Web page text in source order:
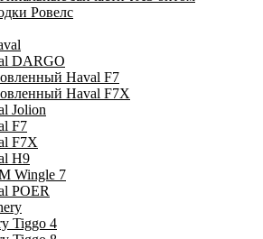
Ровелс
DARGO
Haval F7
Haval F7X
Jolion
F7
F7X
H9
Wingle 7
POER
Tiggo 4